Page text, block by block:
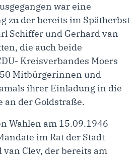
war eine
zu der bereits im Spätherbst
Schiffer und Gerhard van
die auch beide
Kreisverbandes Moers
Mitbürgerinnen und
ihrer Einladung in die
an der Goldstraße.
Wahlen am 15.09.1946
im Rat der Stadt
Clev, der bereits am